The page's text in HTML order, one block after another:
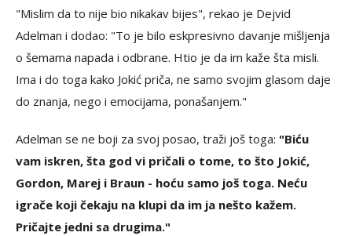
"Mislim da to nije bio nikakav bijes", rekao je Dejvid
Adelman i dodao: "To je bilo eskpresivno davanje mišljenja
o šemama napada i odbrane. Htio je da im kaže šta misli.
Ima i do toga kako Jokić priča, ne samo svojim glasom daje
do znanja, nego i emocijama, ponašanjem."
Adelman se ne boji za svoj posao, traži još toga: "Biću
vam iskren, šta god vi pričali o tome, to što Jokić,
Gordon, Marej i Braun - hoću samo još toga. Neću
igrače koji čekaju na klupi da im ja nešto kažem.
Pričajte jedni sa drugima."